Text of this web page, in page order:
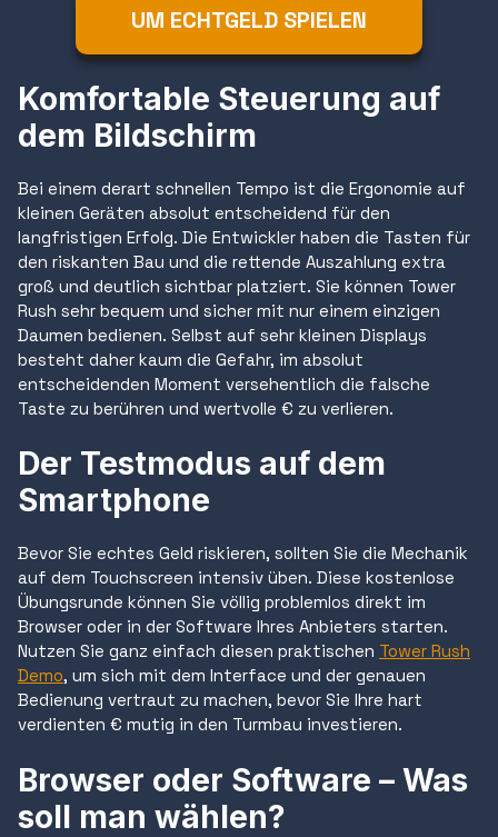
UM ECHTGELD SPIELEN
Komfortable Steuerung auf
dem Bildschirm
Bei einem derart schnellen Tempo ist die Ergonomie auf
kleinen Geräten absolut entscheidend für den
langfristigen Erfolg. Die Entwickler haben die Tasten für
den riskanten Bau und die rettende Auszahlung extra
groß und deutlich sichtbar platziert. Sie können Tower
Rush sehr bequem und sicher mit nur einem einzigen
Daumen bedienen. Selbst auf sehr kleinen Displays
besteht daher kaum die Gefahr, im absolut
entscheidenden Moment versehentlich die falsche
Taste zu berühren und wertvolle € zu verlieren.
Der Testmodus auf dem
Smartphone
Bevor Sie echtes Geld riskieren, sollten Sie die Mechanik
auf dem Touchscreen intensiv üben. Diese kostenlose
Übungsrunde können Sie völlig problemlos direkt im
Browser oder in der Software Ihres Anbieters starten.
Nutzen Sie ganz einfach diesen praktischen Tower Rush
Demo, um sich mit dem Interface und der genauen
Bedienung vertraut zu machen, bevor Sie Ihre hart
verdienten € mutig in den Turmbau investieren.
Browser oder Software – Was
soll man wählen?